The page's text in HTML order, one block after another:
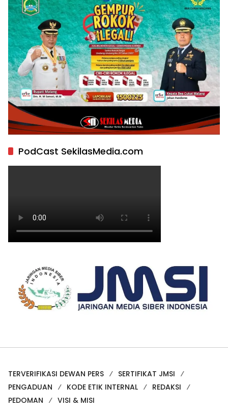
PodCast SekilasMedia.com
TERVERIFIKASI DEWAN PERS
SERTIFIKAT JMSI
PENGADUAN
KODE ETIK INTERNAL
REDAKSI
PEDOMAN
VISI & MISI